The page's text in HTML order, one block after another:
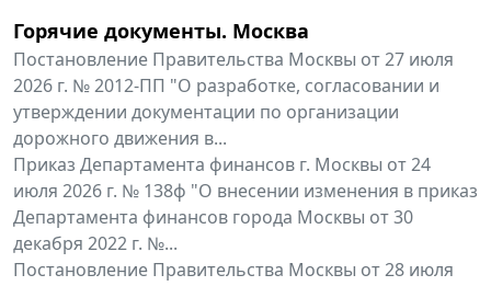
Горячие документы. Москва
Постановление Правительства Москвы от 27 июля
2026 г. № 2012-ПП "О разработке, согласовании и
утверждении документации по организации
дорожного движения в...
Приказ Департамента финансов г. Москвы от 24
июля 2026 г. № 138ф "О внесении изменения в приказ
Департамента финансов города Москвы от 30
декабря 2022 г. №...
Постановление Правительства Москвы от 28 июля